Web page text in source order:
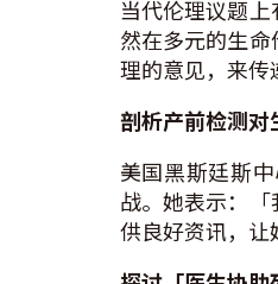
当代伦理议题
然在多元的生
理的意见，来传
剖析产前检测对
美国黑斯廷斯
战。她表示：
供良好资讯，让